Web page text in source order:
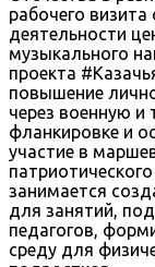
рабочего
деятельности
музыкального
проекта
повышение
через военную и
фланкировке и
участие в
занимается
для занятий,
педагогов,
среду для